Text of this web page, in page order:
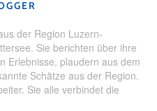
der Region Luzern-
Sie berichten über ihre
Erlebnisse, plaudern aus dem
Schätze aus der Region.
Sie alle verbindet die